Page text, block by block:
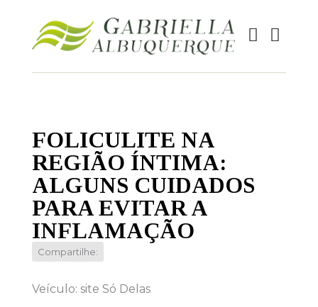
FOLICULITE NA
REGIÃO ÍNTIMA:
ALGUNS CUIDADOS
PARA EVITAR A
INFLAMAÇÃO
Compartilhe:
Veículo: site Só Delas